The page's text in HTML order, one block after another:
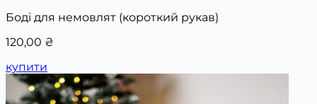
Боді для немовлят (короткий рукав)
120,00 ₴
купити